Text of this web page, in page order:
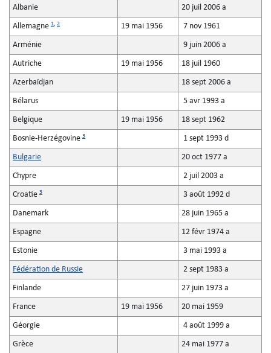
Albanie 20 juil 2006 a
Allemagne 1, 2 19 mai 1956 7 nov 1961
Arménie 9 juin 2006 a
Autriche 19 mai 1956 18 juil 1960
Azerbaïdjan 18 sept 2006 a
Bélarus 5 avr 1993 a
Belgique 19 mai 1956 18 sept 1962
Bosnie-Herzégovine 3 1 sept 1993 d
Bulgarie 20 oct 1977 a
Chypre 2 juil 2003 a
Croatie 3 3 août 1992 d
Danemark 28 juin 1965 a
Espagne 12 févr 1974 a
Estonie 3 mai 1993 a
Fédération de Russie 2 sept 1983 a
Finlande 27 juin 1973 a
France 19 mai 1956 20 mai 1959
Géorgie 4 août 1999 a
Grèce 24 mai 1977 a